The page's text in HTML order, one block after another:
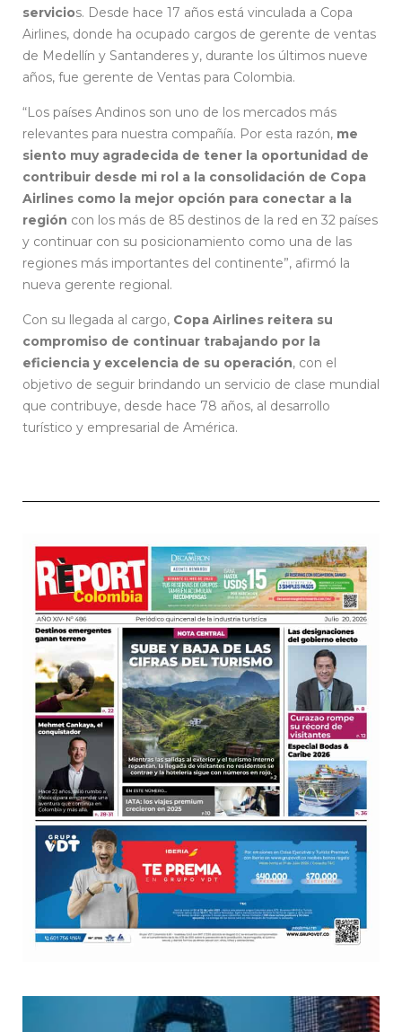
servicios. Desde hace 17 años está vinculada a Copa
Airlines, donde ha ocupado cargos de gerente de ventas
de Medellín y Santanderes y, durante los últimos nueve
años, fue gerente de Ventas para Colombia.
“Los países Andinos son uno de los mercados más
relevantes para nuestra compañía. Por esta razón, me
siento muy agradecida de tener la oportunidad de
contribuir desde mi rol a la consolidación de Copa
Airlines como la mejor opción para conectar a la
región con los más de 85 destinos de la red en 32 países
y continuar con su posicionamiento como una de las
regiones más importantes del continente”, afirmó la
nueva gerente regional.
Con su llegada al cargo, Copa Airlines reitera su
compromiso de continuar trabajando por la
eficiencia y excelencia de su operación, con el
objetivo de seguir brindando un servicio de clase mundial
que contribuye, desde hace 78 años, al desarrollo
turístico y empresarial de América.